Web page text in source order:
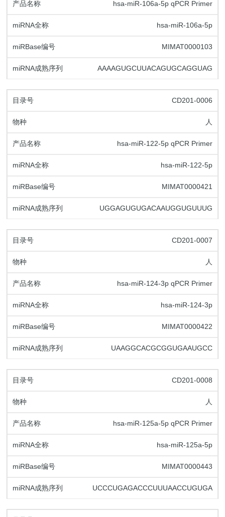
hsa-miR-106a-5p qPCR Primer
hsa-miR-106a-5p
MIMAT0000103
AAAAGUGCUUACAGUGCAGGUAG
CD201-0006
人
hsa-miR-122-5p qPCR Primer
hsa-miR-122-5p
MIMAT0000421
UGGAGUGUGACAAUGGUGUUUG
CD201-0007
人
hsa-miR-124-3p qPCR Primer
hsa-miR-124-3p
MIMAT0000422
UAAGGCACGCGGUGAAUGCC
CD201-0008
人
hsa-miR-125a-5p qPCR Primer
hsa-miR-125a-5p
MIMAT0000443
UCCCUGAGACCCUUUAACCUGUGA